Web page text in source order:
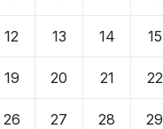
12 13 14 15
19 20 21 22
26 27 28 29